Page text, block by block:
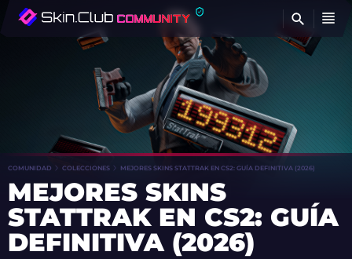
COMUNIDAD COLECCIONES MEJORES SKINS STATTRAK EN CS2: GUÍA DEFINITIVA (2026)
MEJORES SKINS
STATTRAK EN CS2: GUÍA
DEFINITIVA (2026)